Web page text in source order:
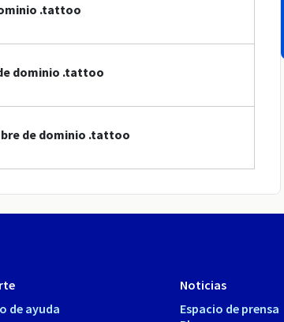
.tattoo
dominio .tattoo
de dominio .tattoo
de ayuda
Noticias
Espacio de prensa